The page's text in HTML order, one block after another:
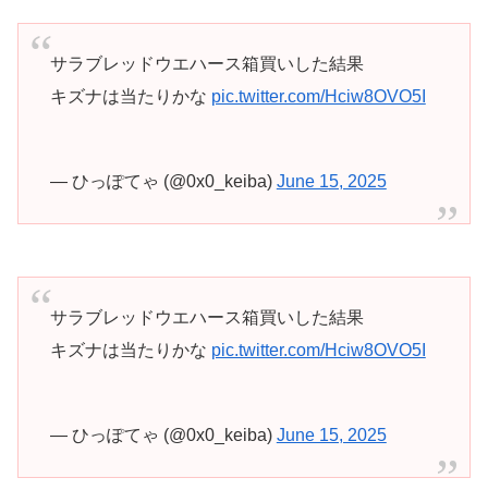
サラブレッドウエハース箱買いした結果
キズナは当たりかな pic.twitter.com/Hciw8OVO5I
— ひっぽてゃ (@0x0_keiba) June 15, 2025
サラブレッドウエハース箱買いした結果
キズナは当たりかな pic.twitter.com/Hciw8OVO5I
— ひっぽてゃ (@0x0_keiba) June 15, 2025